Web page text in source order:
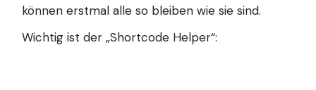
können erstmal alle so bleiben wie sie sind.
Wichtig ist der „Shortcode Helper“: